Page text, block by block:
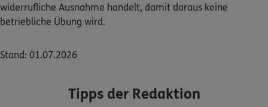
widerrufliche Ausnahme handelt, damit daraus keine
betriebliche Übung wird.
Stand: 01.07.2026
Tipps der Redaktion